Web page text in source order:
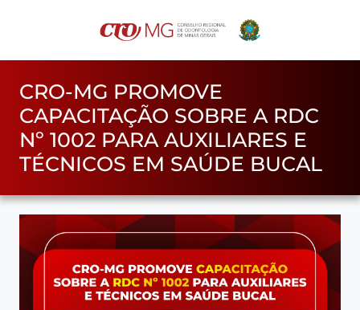
CRO-MG PROMOVE
CAPACITAÇÃO SOBRE A RDC
Nº 1002 PARA AUXILIARES E
TÉCNICOS EM SAÚDE BUCAL